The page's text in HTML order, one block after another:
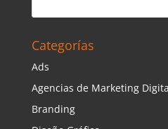
Categorías
Ads
Agencias de Marketing
Branding